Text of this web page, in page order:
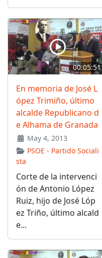
00:05:51
En memoria de José L
ópez Trimiño, último
alcalde Republicano d
e Alhama de Granada
May 4, 2013
PSOE - Partido Sociali
sta
Corte de la intervenci
ón de Antonio López
Ruiz, hijo de José Lóp
ez Triño, último alcald
e...